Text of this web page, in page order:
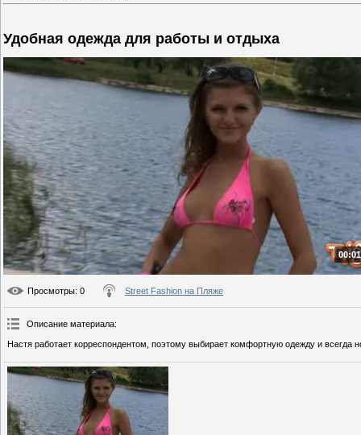
Удобная одежда для работы и отдыха
Просмотры: 0 Street Fashion на Пляже
Описание материала:
Настя работает корреспондентом, поэтому выбирает комфортную одежду и всегда